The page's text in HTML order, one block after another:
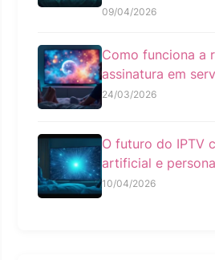
09/04/2026
Como funciona a
assinatura em
24/03/2026
O futuro do IPTV
artificial e
10/04/2026